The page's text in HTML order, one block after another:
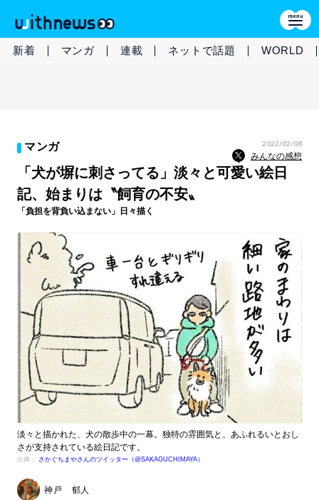
新着 マンガ 連載 ネットで話題 WORLD
マンガ 2022/02/08
みんなの感想
「犬が塀に刺さってる」淡々と可愛い絵日
記、始まりは〝飼育の不安〟
「負担を背負い込まない」日々描く
淡々と描かれた、犬の散歩中の一幕。独特の雰囲気と、あふれるいとおし
さが支持されている絵日記です。
出典： さかぐちまやさんのツイッター（@SAKAGUCHIMAYA）
神戸 郁人